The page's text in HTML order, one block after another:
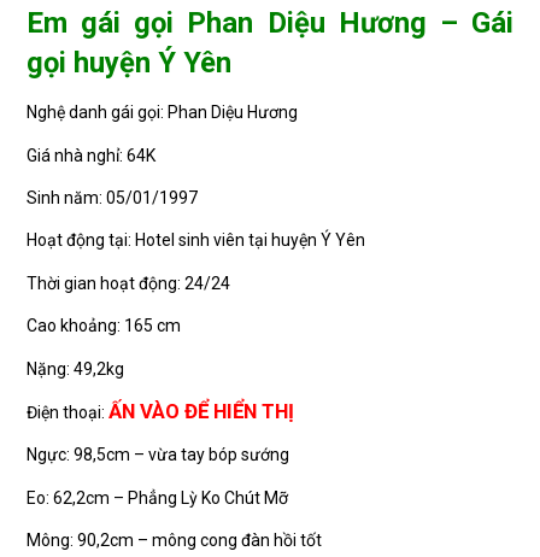
Em gái gọi Phan Diệu Hương – Gái
gọi huyện Ý Yên
Nghệ danh gái gọi: Phan Diệu Hương
Giá nhà nghỉ: 64K
Sinh năm: 05/01/1997
Hoạt động tại: Hotel sinh viên tại huyện Ý Yên
Thời gian hoạt động: 24/24
Cao khoảng: 165 cm
Nặng: 49,2kg
Điện thoại:ẤN VÀO ĐỂ HIỂN THỊ
Ngực: 98,5cm – vừa tay bóp sướng
Eo: 62,2cm – Phẳng Lỳ Ko Chút Mỡ
Mông: 90,2cm – mông cong đàn hồi tốt